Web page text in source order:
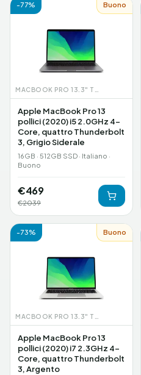
-77% Buono
Apple MacBook Pro 13
pollici (2020) i5 2.0GHz 4-
Core, quattro Thunderbolt
3, Grigio Siderale
16GB · 512GB SSD · Italiano ·
Buono
€469
€2039
-73% Buono
Apple MacBook Pro 13
pollici (2020) i7 2.3GHz 4-
Core, quattro Thunderbolt
3, Argento